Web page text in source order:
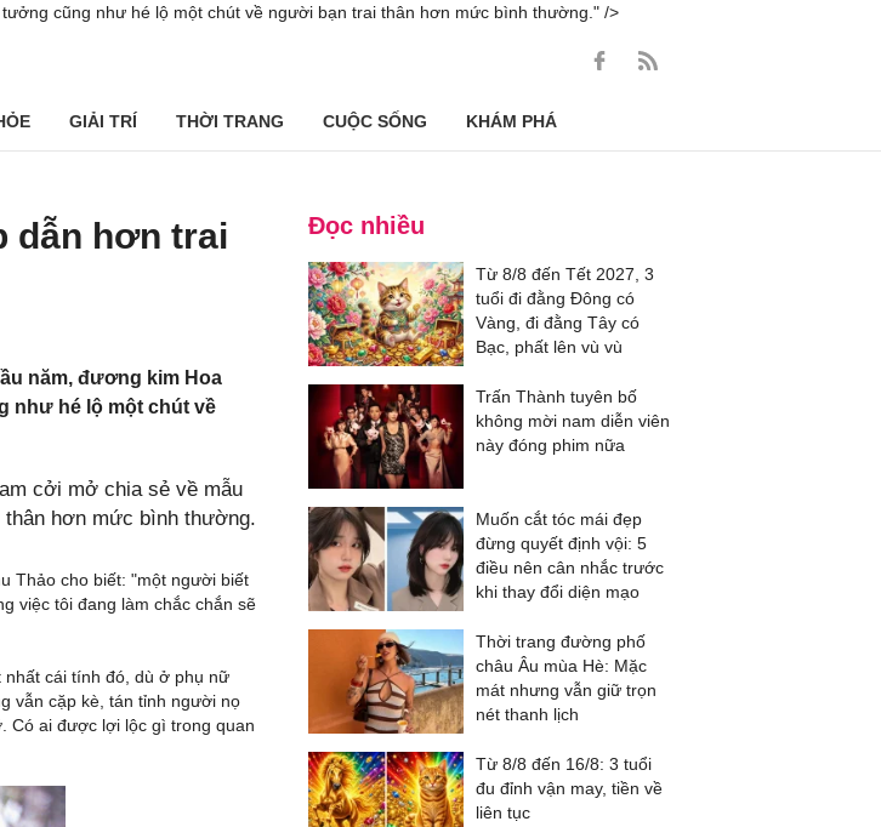
cũng như hé lộ một chút về người bạn trai thân hơn mức bình thường." />
GIẢI TRÍ THỜI TRANG CUỘC SỐNG KHÁM PHÁ
dẫn hơn trai
năm, đương kim Hoa
như hé lộ một chút về
cởi mở chia sẻ về mẫu
hơn mức bình thường.
Thảo cho biết: "một người biết
việc tôi đang làm chắc chắn sẽ
nhất cái tính đó, dù ở phụ nữ
vẫn cặp kè, tán tỉnh người nọ
Có ai được lợi lộc gì trong quan
Đọc nhiều
Từ 8/8 đến Tết 2027, 3
tuổi đi đằng Đông có
Vàng, đi đằng Tây có
Bạc, phất lên vù vù
Trấn Thành tuyên bố
không mời nam diễn viên
này đóng phim nữa
Muốn cắt tóc mái đẹp
đừng quyết định vội: 5
điều nên cân nhắc trước
khi thay đổi diện mạo
Thời trang đường phố
châu Âu mùa Hè: Mặc
mát nhưng vẫn giữ trọn
nét thanh lịch
Từ 8/8 đến 16/8: 3 tuổi
đu đỉnh vận may, tiền về
liên tục